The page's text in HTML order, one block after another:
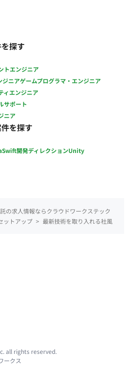
探す
トエンジニア
ジニアゲームプログラマ・エンジニア
ィエンジニア
サポート
ニア
を探す
Swift開発ディレクションUnity
の求人情報ならクラウドワークステック
ットアップ > 最新技術を取り入れる社風
all rights reserved.
ークス